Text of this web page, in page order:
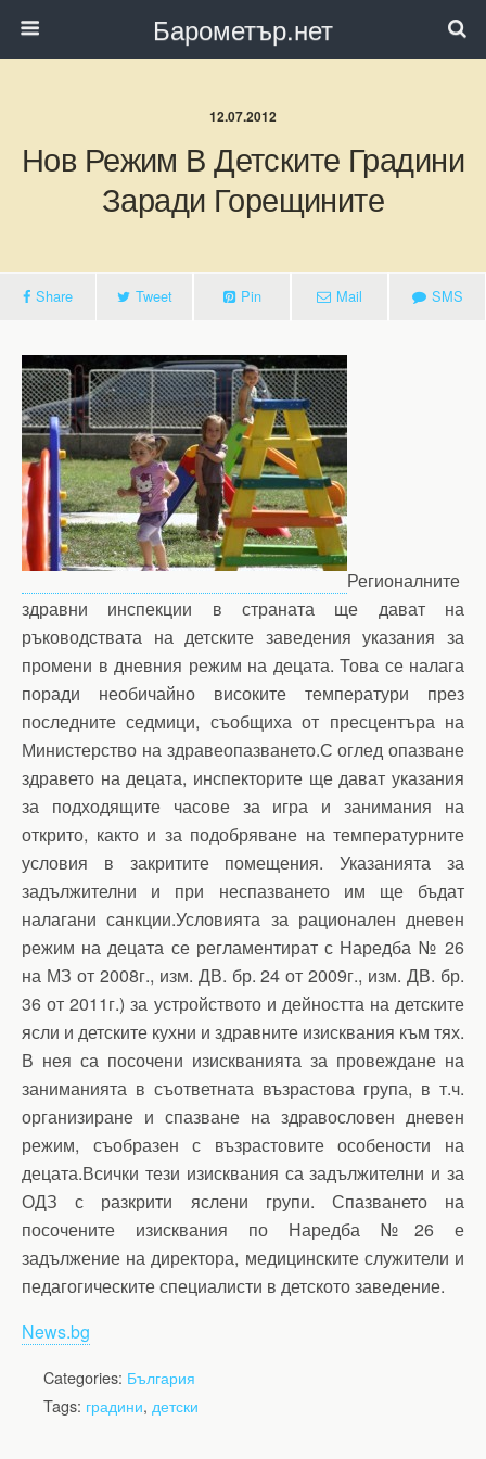
Барометър.нет
12.07.2012
Нов Режим В Детските Градини
Заради Горещините
Share Tweet Pin Mail SMS
Регионалните
здравни инспекции в страната ще дават на
ръководствата на детските заведения указания за
промени в дневния режим на децата. Това се налага
поради необичайно високите температури през
последните седмици, съобщиха от пресцентъра на
Министерство на здравеопазването.С оглед опазване
здравето на децата, инспекторите ще дават указания
за подходящите часове за игра и занимания на
открито, както и за подобряване на температурните
условия в закритите помещения. Указанията за
задължителни и при неспазването им ще бъдат
налагани санкции.Условията за рационален дневен
режим на децата се регламентират с Наредба № 26
на МЗ от 2008г., изм. ДВ. бр. 24 от 2009г., изм. ДВ. бр.
36 от 2011г.) за устройството и дейността на детските
ясли и детските кухни и здравните изисквания към тях.
В нея са посочени изискванията за провеждане на
заниманията в съответната възрастова група, в т.ч.
организиране и спазване на здравословен дневен
режим, съобразен с възрастовите особености на
децата.Всички тези изисквания са задължителни и за
ОДЗ с разкрити яслени групи. Спазването на
посочените изисквания по Наредба №26 е
задължение на директора, медицинските служители и
педагогическите специалисти в детското заведение.
News.bg
Categories: България
Tags: градини, детски